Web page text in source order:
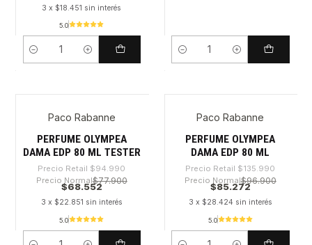
3 x $18.451 sin interés
5.0
Cantidad Cantidad
-27%Paco Rabanne
PERFUME OLYMPEA
DAMA EDP 80 ML TESTER
Precio Retail $94.990
Precio Normal$77.900
$68.552
3 x $22.851 sin interés
5.0
-37%Paco Rabanne
PERFUME OLYMPEA
DAMA EDP 80 ML
Precio Retail $135.990
Precio Normal$96.900
$85.272
3 x $28.424 sin interés
5.0